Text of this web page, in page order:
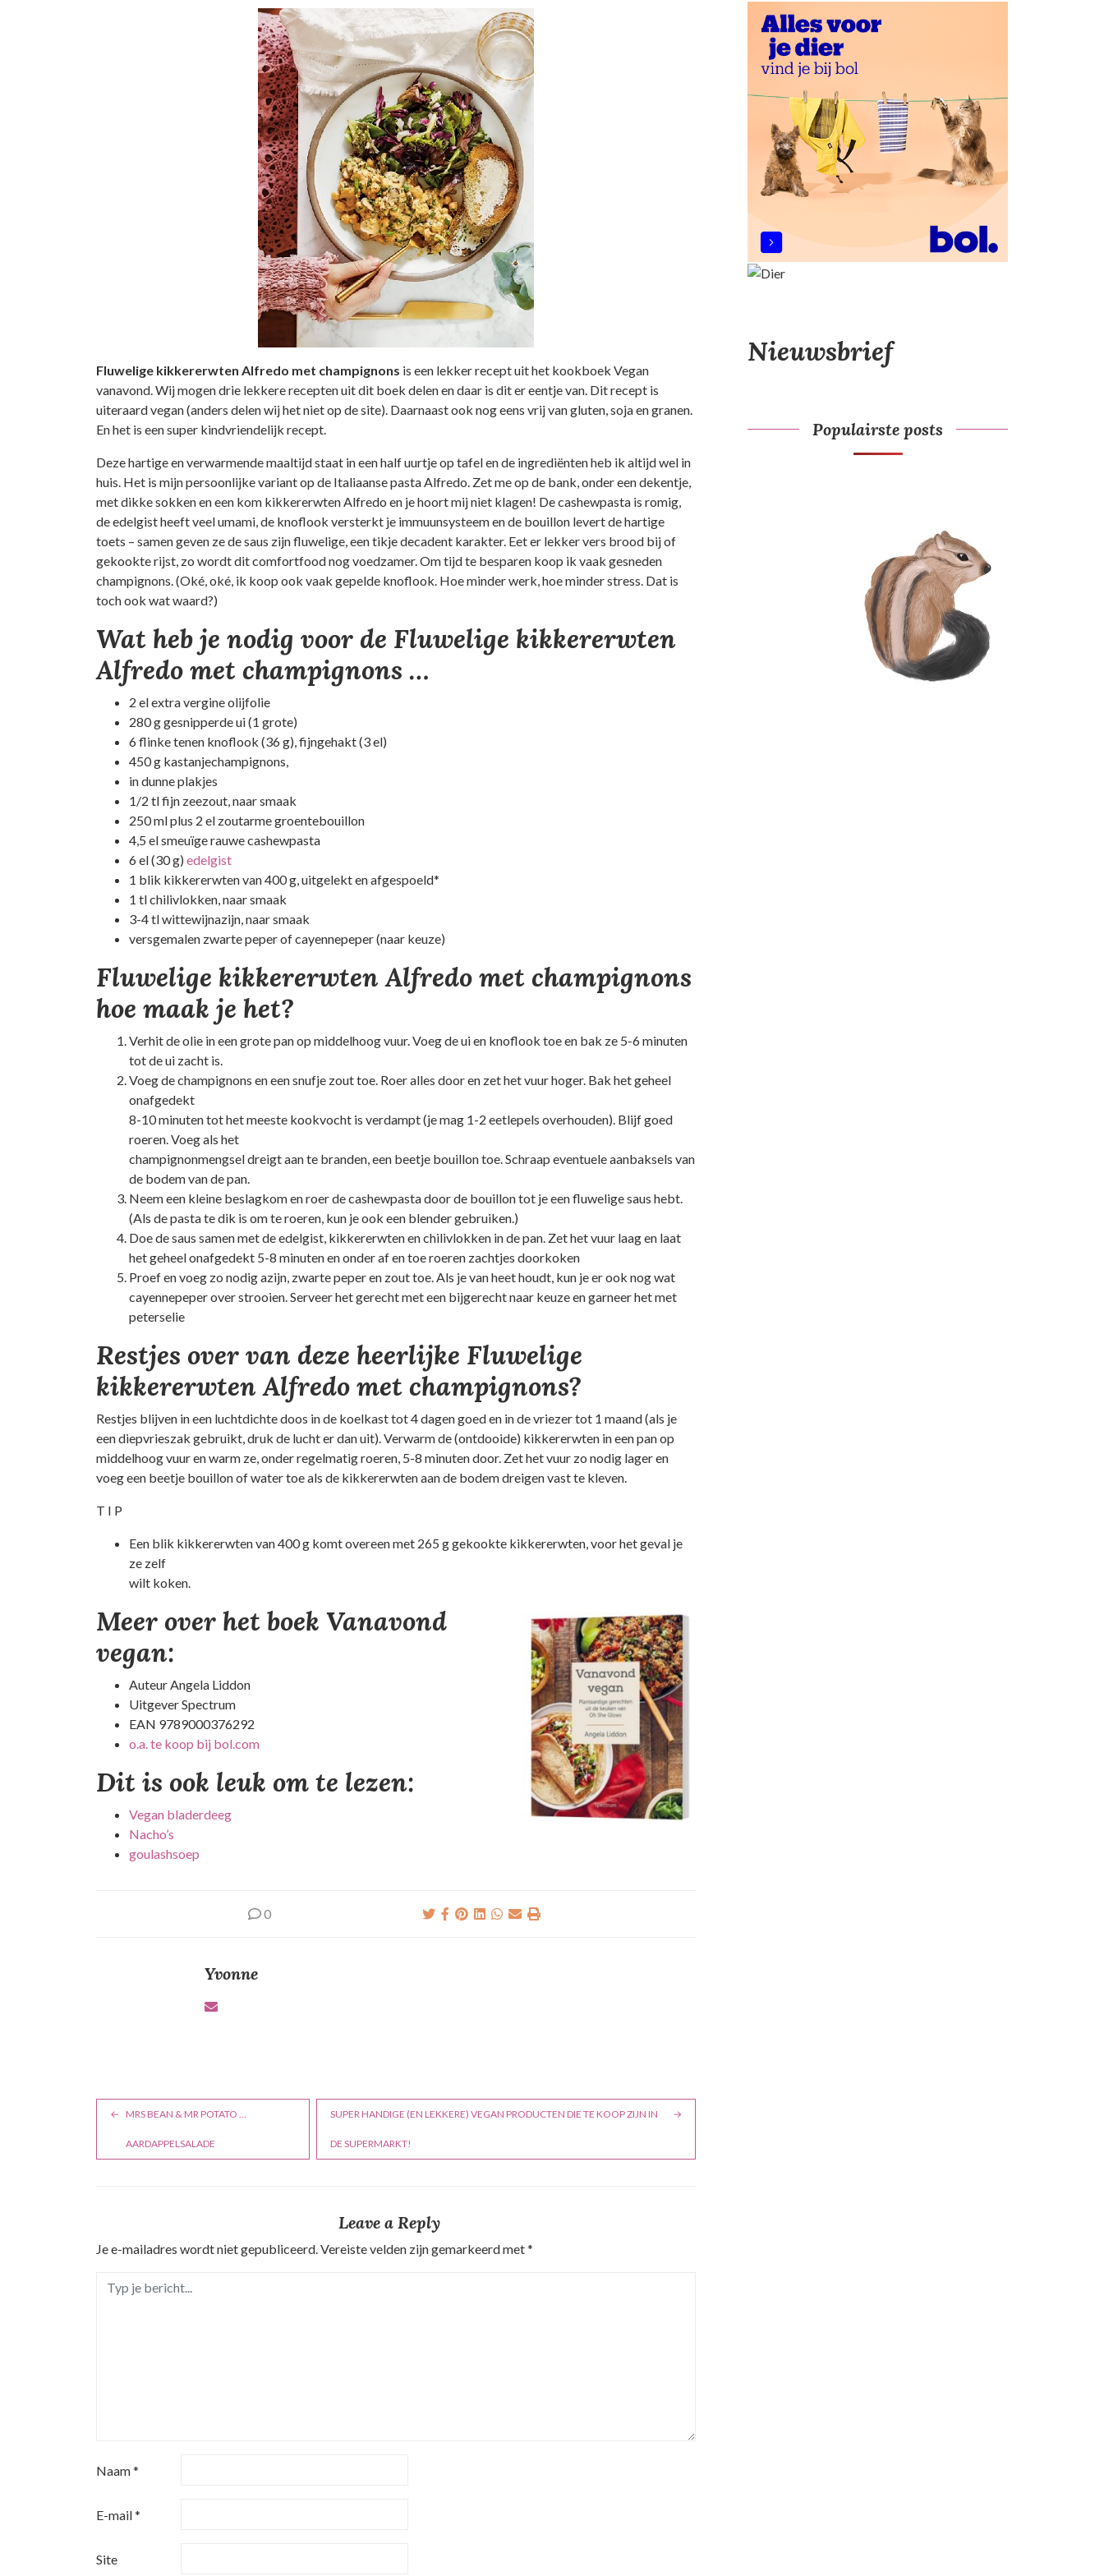
Fluwelige kikkererwten Alfredo met champignons is een lekker recept uit het kookboek Vegan
vanavond. Wij mogen drie lekkere recepten uit dit boek delen en daar is dit er eentje van. Dit recept is
uiteraard vegan (anders delen wij het niet op de site). Daarnaast ook nog eens vrij van gluten, soja en granen.
En het is een super kindvriendelijk recept.
Deze hartige en verwarmende maaltijd staat in een half uurtje op tafel en de ingrediënten heb ik altijd wel in
huis. Het is mijn persoonlijke variant op de Italiaanse pasta Alfredo. Zet me op de bank, onder een dekentje,
met dikke sokken en een kom kikkererwten Alfredo en je hoort mij niet klagen! De cashewpasta is romig,
de edelgist heeft veel umami, de knoflook versterkt je immuunsysteem en de bouillon levert de hartige
toets – samen geven ze de saus zijn fluwelige, een tikje decadent karakter. Eet er lekker vers brood bij of
gekookte rijst, zo wordt dit comfortfood nog voedzamer. Om tijd te besparen koop ik vaak gesneden
champignons. (Oké, oké, ik koop ook vaak gepelde knoflook. Hoe minder werk, hoe minder stress. Dat is
toch ook wat waard?)
Wat heb je nodig voor de Fluwelige kikkererwten
Alfredo met champignons …
2 el extra vergine olijfolie
280 g gesnipperde ui (1 grote)
6 flinke tenen knoflook (36 g), fijngehakt (3 el)
450 g kastanjechampignons,
in dunne plakjes
1/2 tl fijn zeezout, naar smaak
250 ml plus 2 el zoutarme groentebouillon
4,5 el smeuïge rauwe cashewpasta
6 el (30 g) edelgist
1 blik kikkererwten van 400 g, uitgelekt en afgespoeld*
1 tl chilivlokken, naar smaak
3-4 tl wittewijnazijn, naar smaak
versgemalen zwarte peper of cayennepeper (naar keuze)
Fluwelige kikkererwten Alfredo met champignons
hoe maak je het?
Verhit de olie in een grote pan op middelhoog vuur. Voeg de ui en knoflook toe en bak ze 5-6 minuten
tot de ui zacht is.
Voeg de champignons en een snufje zout toe. Roer alles door en zet het vuur hoger. Bak het geheel
onafgedekt
8-10 minuten tot het meeste kookvocht is verdampt (je mag 1-2 eetlepels overhouden). Blijf goed
roeren. Voeg als het
champignonmengsel dreigt aan te branden, een beetje bouillon toe. Schraap eventuele aanbaksels van
de bodem van de pan.
Neem een kleine beslagkom en roer de cashewpasta door de bouillon tot je een fluwelige saus hebt.
(Als de pasta te dik is om te roeren, kun je ook een blender gebruiken.)
Doe de saus samen met de edelgist, kikkererwten en chilivlokken in de pan. Zet het vuur laag en laat
het geheel onafgedekt 5-8 minuten en onder af en toe roeren zachtjes doorkoken
Proef en voeg zo nodig azijn, zwarte peper en zout toe. Als je van heet houdt, kun je er ook nog wat
cayennepeper over strooien. Serveer het gerecht met een bijgerecht naar keuze en garneer het met
peterselie
Restjes over van deze heerlijke Fluwelige
kikkererwten Alfredo met champignons?
Restjes blijven in een luchtdichte doos in de koelkast tot 4 dagen goed en in de vriezer tot 1 maand (als je
een diepvrieszak gebruikt, druk de lucht er dan uit). Verwarm de (ontdooide) kikkererwten in een pan op
middelhoog vuur en warm ze, onder regelmatig roeren, 5-8 minuten door. Zet het vuur zo nodig lager en
voeg een beetje bouillon of water toe als de kikkererwten aan de bodem dreigen vast te kleven.
T I P
Een blik kikkererwten van 400 g komt overeen met 265 g gekookte kikkererwten, voor het geval je
ze zelf
wilt koken.
Meer over het boek Vanavond
vegan:
Auteur Angela Liddon
Uitgever Spectrum
EAN 9789000376292
o.a. te koop bij bol.com
Dit is ook leuk om te lezen:
Vegan bladerdeeg
Nacho’s
goulashsoep
0
Yvonne
B
c
t
i
MRS BEAN & MR POTATO …
AARDAPPELSALADE
SUPER HANDIGE (EN LEKKERE) VEGAN PRODUCTEN DIE TE KOOP ZIJN IN
DE SUPERMARKT!
Leave a Reply
Je e-mailadres wordt niet gepubliceerd.Vereiste velden zijn gemarkeerd met*
Naam*
E-mail*
Site
Nieuwsbrief
Populairste posts